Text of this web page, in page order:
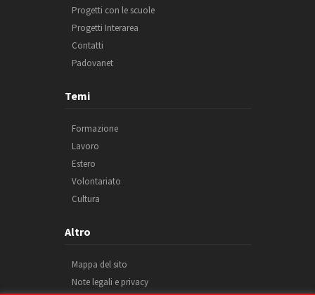
Progetti con le scuole
Progetti Interarea
Contatti
Padovanet
Temi
Formazione
Lavoro
Estero
Volontariato
Cultura
Altro
Mappa del sito
Note legali e privacy